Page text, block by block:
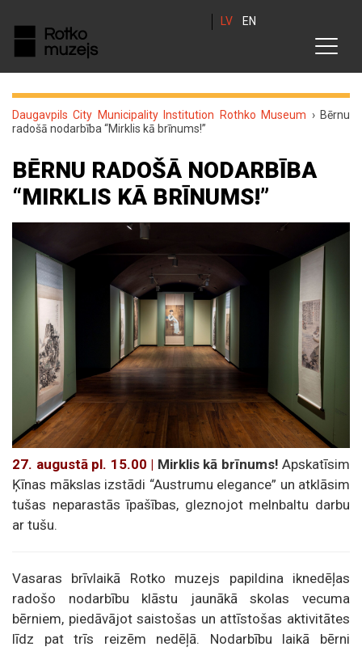
LV EN
Daugavpils City Municipality Institution Rothko Museum › Bērnu
radošā nodarbība “Mirklis kā brīnums!”
BĒRNU RADOŠĀ NODARBĪBA
“MIRKLIS KĀ BRĪNUMS!”
27. augustā pl. 15.00 | Mirklis kā brīnums! Apskatīsim
Ķīnas mākslas izstādi “Austrumu elegance” un atklāsim
tušas neparastās īpašības, gleznojot melnbaltu darbu
ar tušu.
Vasaras brīvlaikā Rotko muzejs papildina iknedēļas
radošo nodarbību klāstu jaunākā skolas vecuma
bērniem, piedāvājot saistošas un attīstošas aktivitātes
līdz pat trīs reizēm nedēļā. Nodarbību laikā bērni